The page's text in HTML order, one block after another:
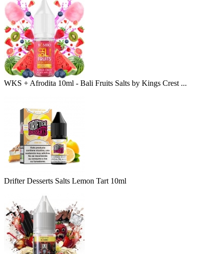
WKS + Afrodita 10ml - Bali Fruits Salts by Kings Crest ...
Drifter Desserts Salts Lemon Tart 10ml